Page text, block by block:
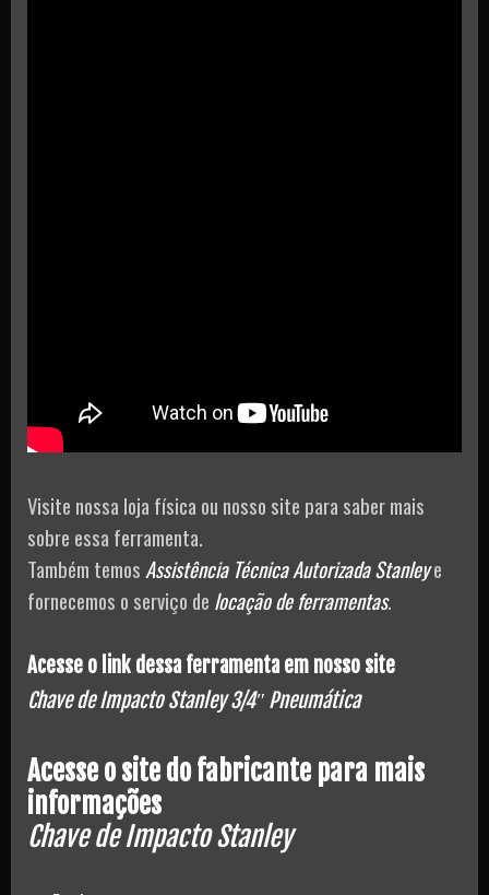
Visite nossa loja física ou nosso site para saber mais
sobre essa ferramenta.
Também temos Assistência Técnica Autorizada Stanleye
fornecemos o serviço de locação de ferramentas.
Acesse o link dessa ferramenta em nosso site
Chave de Impacto Stanley 3/4″ Pneumática
Acesse o site do fabricante para mais
informações
Chave de Impacto Stanley